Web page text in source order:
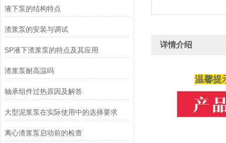
液下泵的结构特点
渣浆泵的安装与调试
SP液下渣浆泵的特点及其应用
渣浆泵耐高温吗
轴承组件过热原因及解答
大型泥浆泵在实际使用中的选择要求
离心渣浆泵启动前的检查
详情介绍
温馨提